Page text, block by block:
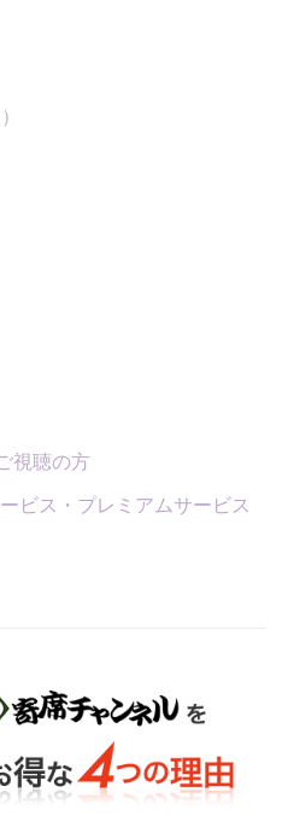
視聴の方
ビス・プレミアムサービス